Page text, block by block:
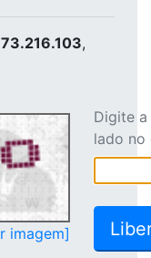
,
imagem]
Digite
lado no